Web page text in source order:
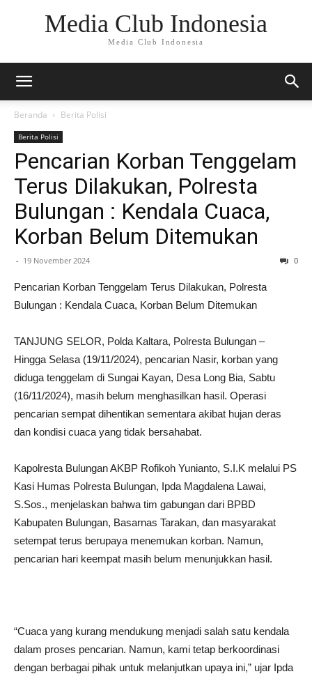
Media Club Indonesia
Media Club Indonesia
Beranda Berita Polisi
Berita Polisi
Pencarian Korban Tenggelam
Terus Dilakukan, Polresta
Bulungan : Kendala Cuaca,
Korban Belum Ditemukan
- 19 November 2024 0
Pencarian Korban Tenggelam Terus Dilakukan, Polresta
Bulungan : Kendala Cuaca, Korban Belum Ditemukan
TANJUNG SELOR, Polda Kaltara, Polresta Bulungan –
Hingga Selasa (19/11/2024), pencarian Nasir, korban yang
diduga tenggelam di Sungai Kayan, Desa Long Bia, Sabtu
(16/11/2024), masih belum menghasilkan hasil. Operasi
pencarian sempat dihentikan sementara akibat hujan deras
dan kondisi cuaca yang tidak bersahabat.
Kapolresta Bulungan AKBP Rofikoh Yunianto, S.I.K melalui PS
Kasi Humas Polresta Bulungan, Ipda Magdalena Lawai,
S.Sos., menjelaskan bahwa tim gabungan dari BPBD
Kabupaten Bulungan, Basarnas Tarakan, dan masyarakat
setempat terus berupaya menemukan korban. Namun,
pencarian hari keempat masih belum menunjukkan hasil.
“Cuaca yang kurang mendukung menjadi salah satu kendala
dalam proses pencarian. Namun, kami tetap berkoordinasi
dengan berbagai pihak untuk melanjutkan upaya ini,” ujar Ipda